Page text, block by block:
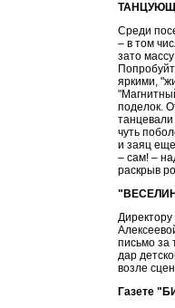
Среди
– в том
зато
яркими,
поделок.
танцевали
чуть
и заяц
– сам! –
раскрыв
письмо за
дар
возле
Газете